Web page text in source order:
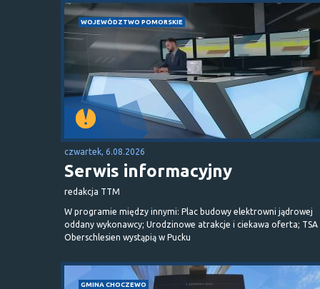
WOJEWÓDZTWO POMORSKIE
czwartek, 6.08.2026
Serwis informacyjny
redakcja TTM
W programie między innymi: Plac budowy elektrowni jądrowej
oddany wykonawcy; Urodzinowe atrakcje i ciekawa oferta; TSA
Oberschlesien wystąpią w Pucku
GMINA CHOCZEWO